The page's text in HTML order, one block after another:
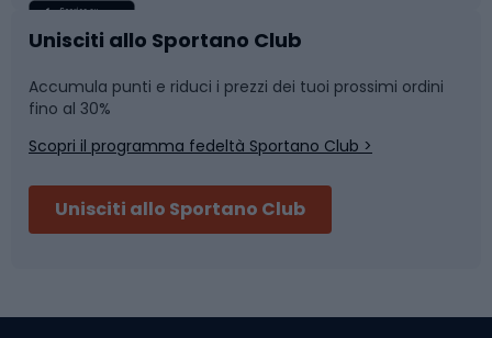
Caschi da ciclismo
Skitouring
Abbigliamento da escursionismo
Nuoto
Pattinaggio
Componenti per biciclette
Unisciti allo Sportano Club
Accumula punti e riduci i prezzi dei tuoi prossimi ordini
fino al 30%
Scopri il programma fedeltà Sportano Club >
Unisciti allo Sportano Club